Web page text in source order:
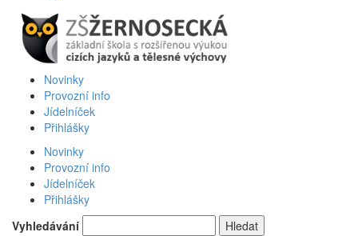
Novinky
Provozní info
Jídelníček
Přihlášky
Novinky
Provozní info
Jídelníček
Přihlášky
Vyhledávání